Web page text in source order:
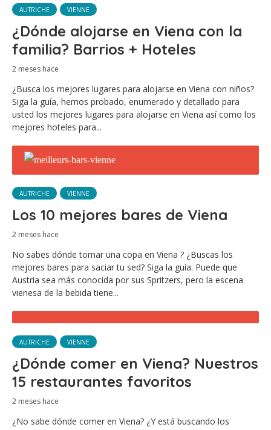
AUTRICHE VIENNE
¿Dónde alojarse en Viena con la
familia? Barrios + Hoteles
2 meses hace
¿Busca los mejores lugares para alojarse en Viena con niños?
Siga la guía, hemos probado, enumerado y detallado para
usted los mejores lugares para alojarse en Viena así como los
mejores hoteles para...
AUTRICHE VIENNE
Los 10 mejores bares de Viena
2 meses hace
No sabes dónde tomar una copa en Viena ? ¿Buscas los
mejores bares para saciar tu sed? Siga la guía. Puede que
Austria sea más conocida por sus Spritzers, pero la escena
vienesa de la bebida tiene...
AUTRICHE VIENNE
¿Dónde comer en Viena? Nuestros
15 restaurantes favoritos
2 meses hace
¿No sabe dónde comer en Viena? ¿Y está buscando los